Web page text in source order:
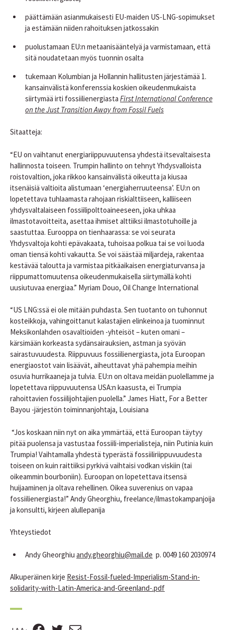
päättämään asianmukaisesti EU-maiden US-LNG-sopimukset
ja estämään niiden rahoituksen jatkossakin
puolustamaan EU:n metaanisääntelyä ja varmistamaan, että
sitä noudatetaan myös tuonnin osalta
tukemaan Kolumbian ja Hollannin hallitusten järjestämää 1.
kansainvälistä konferenssia koskien oikeudenmukaista
siirtymää irti fossiilienergiasta First International Conference
on the Just Transition Away from Fossil Fuels
Sitaatteja:
“EU on vaihtanut energiariippuvuutensa yhdestä itsevaltaisesta
hallinnosta toiseen. Trumpin hallinto on tehnyt Yhdysvalloista
roistovaltion, joka rikkoo kansainvälistä oikeutta ja kiusaa
itsenäisiä valtioita alistumaan ‘energiaherruuteensa’. EU:n on
lopetettava tuhlaamasta rahojaan riskialttiiseen, kalliiseen
yhdysvaltalaiseen fossiilipolttoaineeseen, joka uhkaa
ilmastotavoitteita, asettaa ihmiset alttiiksi ilmastotuhoille ja
saastuttaa. Eurooppa on tienhaarassa: se voi seurata
Yhdysvaltoja kohti epävakaata, tuhoisaa polkua tai se voi luoda
oman tiensä kohti vakautta. Se voi säästää miljardeja, rakentaa
kestävää taloutta ja varmistaa pitkäaikaisen energiaturvansa ja
riippumattomuutensa oikeudenmukaisella siirtymällä kohti
uusiutuvaa energiaa.” Myriam Douo, Oil Change International
“US LNG:ssä ei ole mitään puhdasta. Sen tuotanto on tuhonnut
kosteikkoja, vahingoittanut kalastajien elinkeinoa ja tuominnut
Meksikonlahden osavaltioiden -yhteisöt – kuten omani –
kärsimään korkeasta sydänsairauksien, astman ja syövän
sairastuvuudesta. Riippuvuus fossiilienergiasta, jota Euroopan
energiaostot vain lisäävät, aiheuttavat yhä pahempia meihin
osuvia hurrikaaneja ja tulvia. EU:n on oltava meidän puolellamme ja
lopetettava riippuvuutensa USA:n kaasusta, ei Trumpia
rahoittavien fossiilijohtajien puolella.” James Hiatt, For a Better
Bayou -järjestön toiminnanjohtaja, Louisiana
“Jos koskaan niin nyt on aika ymmärtää, että Euroopan täytyy
pitää puolensa ja vastustaa fossiili-imperialisteja, niin Putinia kuin
Trumpia! Vaihtamalla yhdestä typerästä fossiiliriippuvuudesta
toiseen on kuin raittiiksi pyrkivä vaihtaisi vodkan viskiin (tai
oikeammin bourboniin). Euroopan on lopetettava itsensä
huijaaminen ja oltava rehellinen. Oikea suverenius on vapaa
fossiilienergiasta!” Andy Gheorghiu, freelance/ilmastokampanjoija
ja konsultti, kirjeen alullepanija
Yhteystiedot
Andy Gheorghiu andy.gheorghiu@mail.de p. 0049 160 2030974
Alkuperäinen kirje Resist-Fossil-fueled-Imperialism-Stand-in-
solidarity-with-Latin-America-and-Greenland-.pdf